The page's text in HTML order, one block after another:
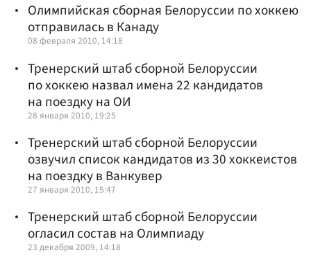
Олимпийская сборная Белоруссии по хоккею
отправилась в Канаду
08 февраля 2010, 14:18
Тренерский штаб сборной Белоруссии
по хоккею назвал имена 22 кандидатов
на поездку на ОИ
28 января 2010, 19:25
Тренерский штаб сборной Белоруссии
озвучил список кандидатов из 30 хоккеистов
на поездку в Ванкувер
27 января 2010, 15:47
Тренерский штаб сборной Белоруссии
огласил состав на Олимпиаду
23 декабря 2009, 14:18